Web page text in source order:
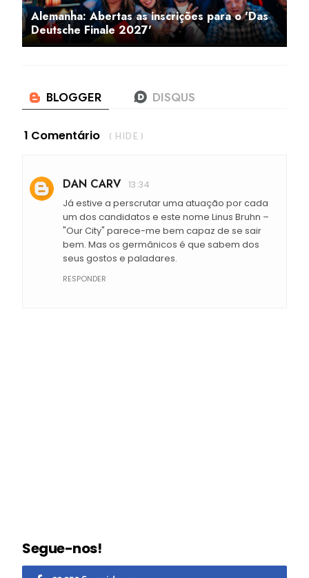
Alemanha: Abertas as inscrições para o 'Das
Deutsche Finale 2027'
1 Comentário ( HIDE )
DAN CARV 13:34
Já estive a perscrutar uma atuação por cada
um dos candidatos e este nome Linus Bruhn –
"Our City" parece-me bem capaz de se sair
bem. Mas os germânicos é que sabem dos
seus gostos e paladares.
RESPONDER
Segue-nos!